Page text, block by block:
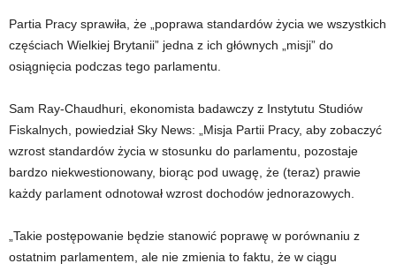
Partia Pracy sprawiła, że ​​„poprawa standardów życia we wszystkich
częściach Wielkiej Brytanii” jedna z ich głównych „misji” do
osiągnięcia podczas tego parlamentu.
Sam Ray-Chaudhuri, ekonomista badawczy z Instytutu Studiów
Fiskalnych, powiedział Sky News: „Misja Partii Pracy, aby zobaczyć
wzrost standardów życia w stosunku do parlamentu, pozostaje
bardzo niekwestionowany, biorąc pod uwagę, że (teraz) prawie
każdy parlament odnotował wzrost dochodów jednorazowych.
„Takie postępowanie będzie stanowić poprawę w porównaniu z
ostatnim parlamentem, ale nie zmienia to faktu, że w ciągu